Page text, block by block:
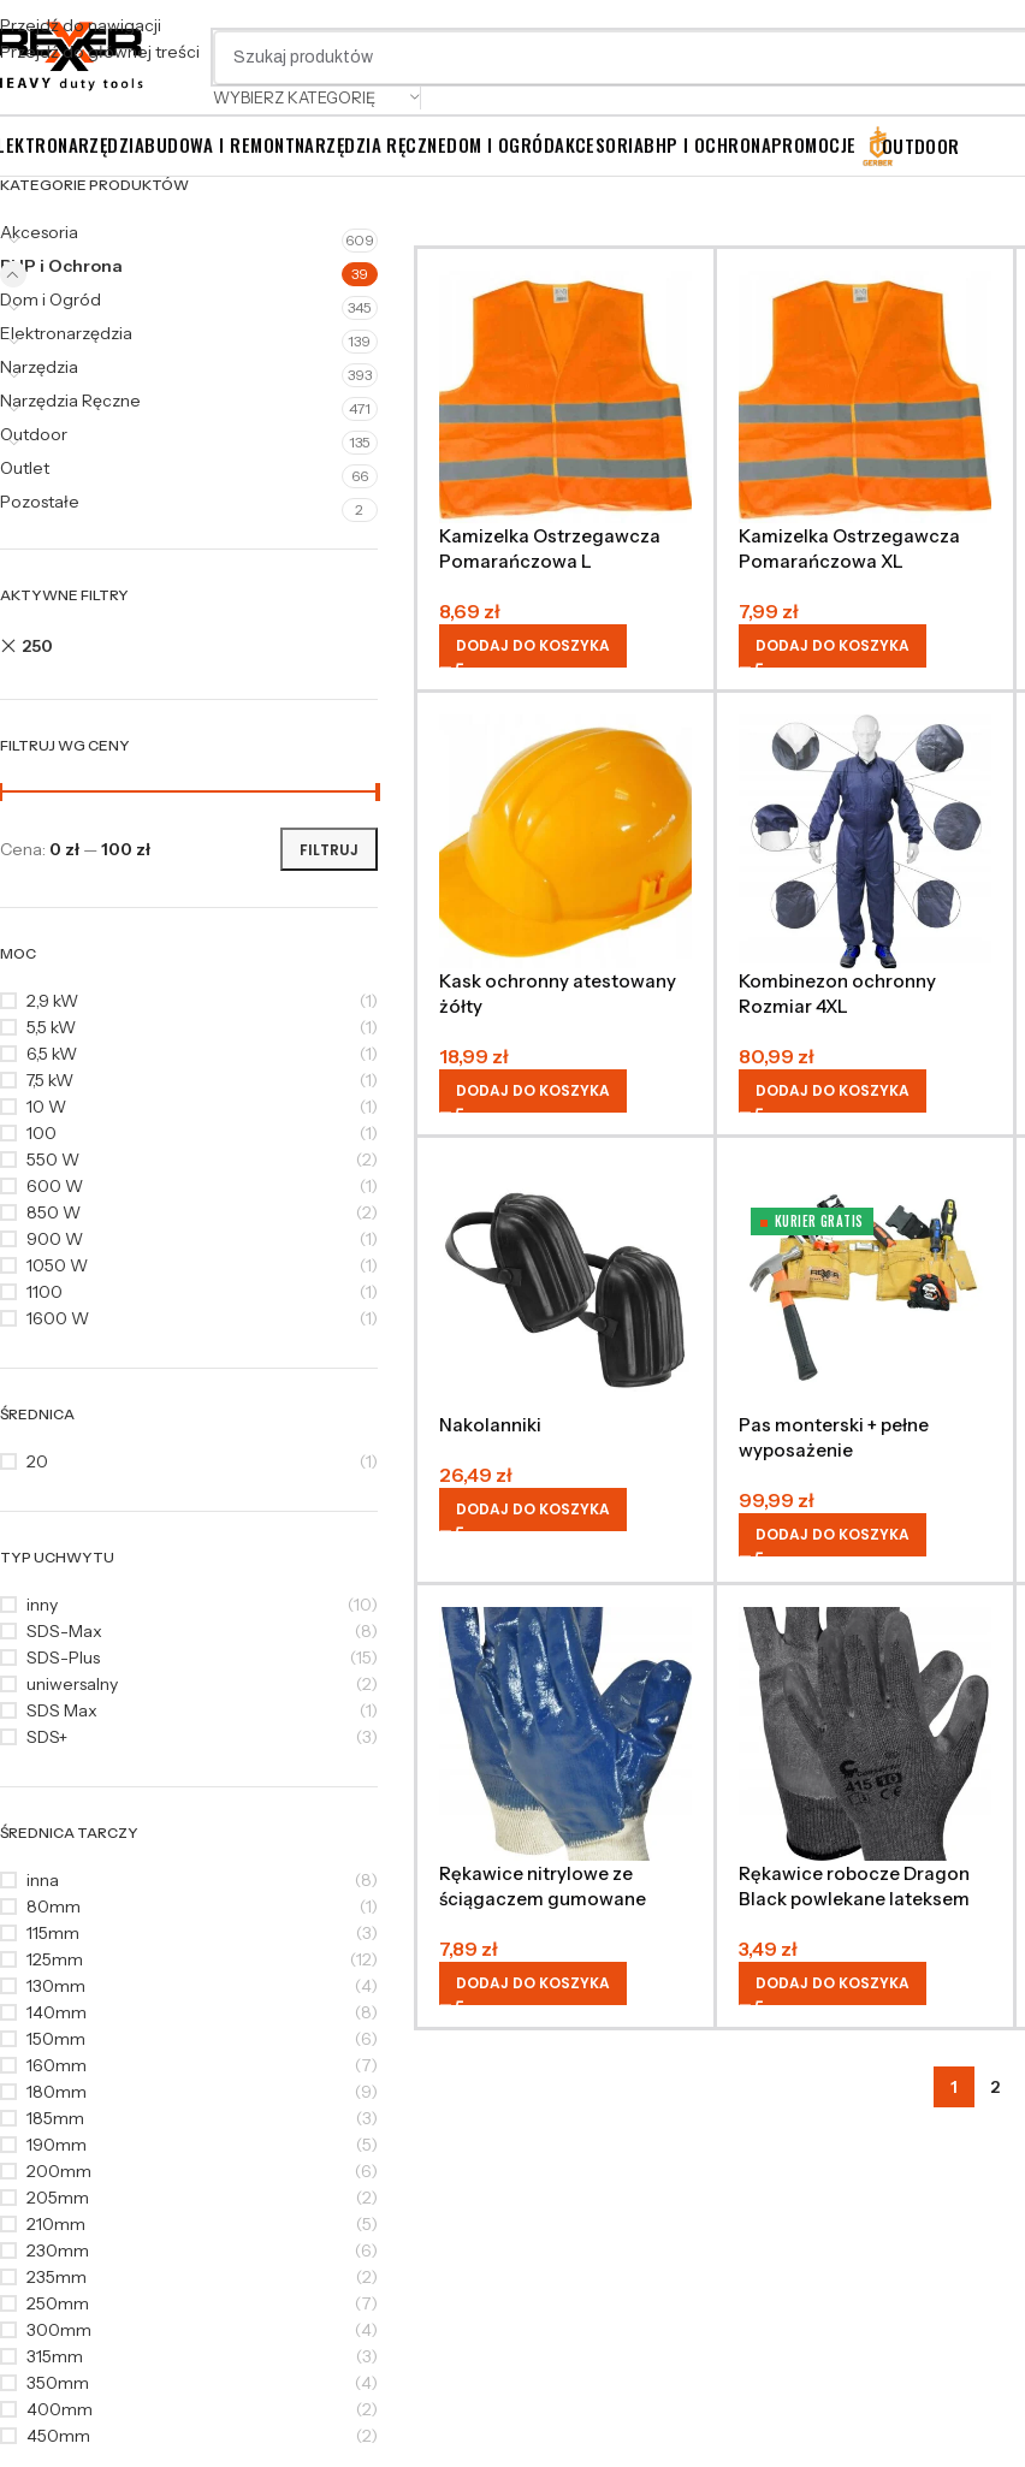
Przejdź do nawigacji
Przejdź do głównej treści
WYBIERZ KATEGORIĘ
BUDOWA I REMONTNARZĘDZIA RĘCZNEDOM I OGRÓDAKCESORIABHP I OCHRONAPROMOCJE OUTDOOR
KATEGORIE PRODUKTÓW
Akcesoria 609
BHP i Ochrona 39
Dom i Ogród 345
Elektronarzędzia 139
Narzędzia 393
Narzędzia Ręczne 471
Outdoor 135
Outlet 66
Pozostałe 2
AKTYWNE FILTRY
250
FILTRUJ WG CENY
FILTRUJ
Cena: 0 zł —100 zł
MOC
2,9 kW
(1)
5,5 kW
(1)
6,5 kW
(1)
7,5 kW
(1)
10 W
(1)
100
(1)
550 W
(2)
600 W
(1)
850 W
(2)
900 W
(1)
1050 W
(1)
1100
(1)
1600 W
(1)
ŚREDNICA
20 (1)
TYP UCHWYTU
inny
(10)
SDS-Max
(8)
SDS-Plus
(15)
uniwersalny
(2)
SDS Max
(1)
SDS+
(3)
ŚREDNICA TARCZY
inna
(8)
80mm
(1)
115mm
(3)
125mm
(12)
130mm
(4)
140mm
(8)
150mm
(6)
160mm
(7)
180mm
(9)
185mm
(3)
190mm
(5)
200mm
(6)
205mm
(2)
210mm
(5)
230mm
(6)
235mm
(2)
250mm
(7)
300mm
(4)
315mm
(3)
350mm
(4)
400mm
(2)
450mm
(2)
Kamizelka Ostrzegawcza
Pomarańczowa L
8,69 zł
DODAJ DO KOSZYKA
Kamizelka Ostrzegawcza
Pomarańczowa XL
7,99 zł
DODAJ DO KOSZYKA
Kask ochronny atestowany
żółty
18,99 zł
DODAJ DO KOSZYKA
Kombinezon ochronny
Rozmiar 4XL
80,99 zł
DODAJ DO KOSZYKA
Nakolanniki
26,49 zł
DODAJ DO KOSZYKA
KURIER GRATIS
Pas monterski + pełne
wyposażenie
99,99 zł
DODAJ DO KOSZYKA
Rękawice nitrylowe ze
ściągaczem gumowane
7,89 zł
DODAJ DO KOSZYKA
Rękawice robocze Dragon
Black powlekane lateksem
3,49 zł
DODAJ DO KOSZYKA
1 2